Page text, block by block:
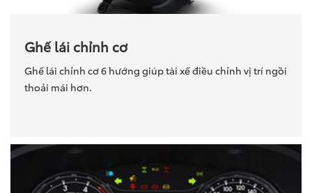
Ghế lái chỉnh cơ
Ghế lái chỉnh cơ 6 hướng giúp tài xế điều chỉnh vị trí ngồi
thoải mái hơn.